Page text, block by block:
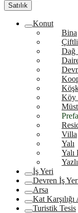
Satılık
Konut
Bina
Dağ
Köy
Villa
Yalı
Yalı
İş Yeri
Devren İş
Arsa
Kat Karşılığı
Turistik Tesis